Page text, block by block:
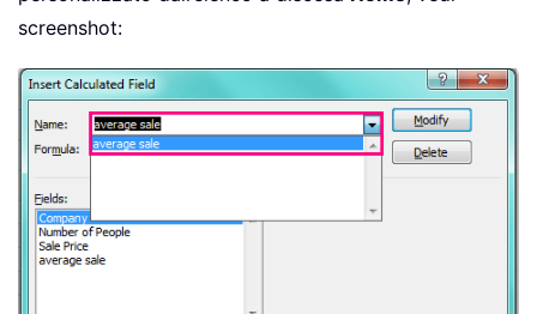
screenshot: